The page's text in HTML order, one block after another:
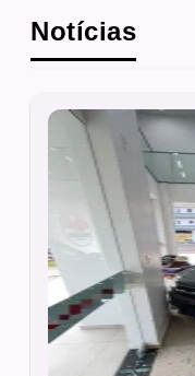
Notícias